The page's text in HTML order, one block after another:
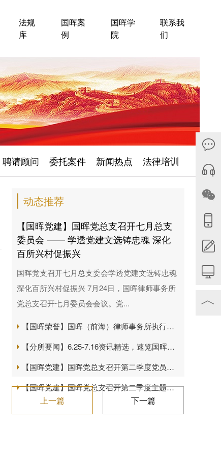
法规
库
国晖案
例
国晖学
院
联系我
们
聘请顾问 委托案件 新闻热点 法律培训
动态推荐
【国晖党建】国晖党总支召开七月总支
委员会 —— 学透党建文选铸忠魂 深化
百所兴村促振兴
国晖党支召开七月总支委会学透党建文选铸忠魂
深化百所兴村促振兴 7月24日，国晖律师事务所
党总支召开七月委员会会议。党...
【国晖荣誉】国晖（前海）律师事务所执行主任赵瑞媛担任前海一带一路法律服务联合会第二届理事会理事
【分所要闻】6.25-7.16资讯精选，速览国晖动态
【国晖党建】国晖党总支召开第二季度党员大会 —— 党建引领公益路 法律服务暖基层
【国晖党建】国晖党总支召开第二季度主题党课 —— 树立和践行正确政绩观 做党和人民满意的好律师
上一篇 下一篇
︿